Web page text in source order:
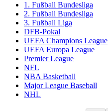
1. Fußball Bundesliga
2. Fußball Bundesliga
3. Fußball Liga
DFB-Pokal
UEFA Champions League
UEFA Europa League
Premier League
NFL
NBA Basketball
Major League Baseball
NHL